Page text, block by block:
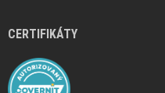
CERTIFIKÁTY